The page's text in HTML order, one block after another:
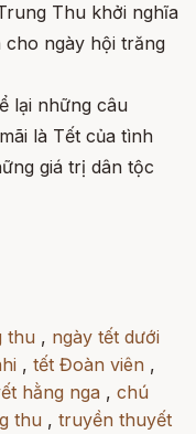
Thu khởi nghĩa
cho ngày hội trăng
lại những câu
là Tết của tình
giá trị dân tộc
thu , ngày tết dưới
, tết Đoàn viên ,
hằng nga , chú
thu , truyền thuyết